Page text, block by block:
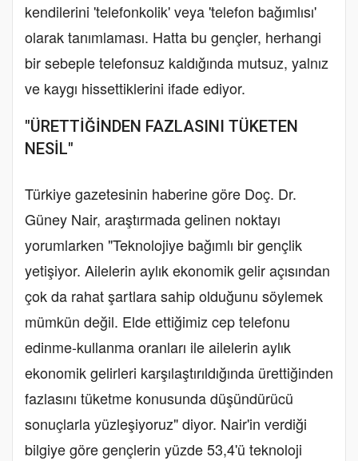
kendilerini 'telefonkolik' veya 'telefon bağımlısı'
olarak tanımlaması. Hatta bu gençler, herhangi
bir sebeple telefonsuz kaldığında mutsuz, yalnız
ve kaygı hissettiklerini ifade ediyor.
"ÜRETTİĞİNDEN FAZLASINI TÜKETEN
NESİL"
Türkiye gazetesinin haberine göre Doç. Dr.
Güney Nair, araştırmada gelinen noktayı
yorumlarken "Teknolojiye bağımlı bir gençlik
yetişiyor. Ailelerin aylık ekonomik gelir açısından
çok da rahat şartlara sahip olduğunu söylemek
mümkün değil. Elde ettiğimiz cep telefonu
edinme-kullanma oranları ile ailelerin aylık
ekonomik gelirleri karşılaştırıldığında ürettiğinden
fazlasını tüketme konusunda düşündürücü
sonuçlarla yüzleşiyoruz" diyor. Nair'in verdiği
bilgiye göre gençlerin yüzde 53,4'ü teknoloji